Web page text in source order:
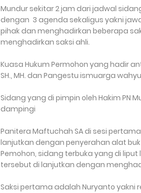
Mundur sekitar 2 jam dari jadwal
dengan 3 agenda sekaligus yakni
pihak dan menghadirkan beberapa
menghadirkan saksi ahli.
Kuasa Hukum Permohon yang hadir
SH., MH. dan Pangestu ismuarga
Sidang yang di pimpin oleh Hakim PN
dampingi
Panitera Maftuchah SA di sesi
lanjutkan dengan penyerahan alat
Pemohon, sidang terbuka yang di
tersebut di lanjutkan dengan
Saksi pertama adalah Nuryanto yakni